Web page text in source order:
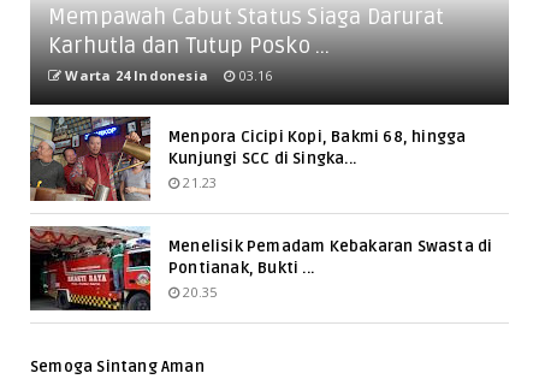
Mempawah Cabut Status Siaga Darurat
Karhutla dan Tutup Posko ...
Warta 24 Indonesia 03.16
Menpora Cicipi Kopi, Bakmi 68, hingga
Kunjungi SCC di Singka...
21.23
Menelisik Pemadam Kebakaran Swasta di
Pontianak, Bukti ...
20.35
Semoga Sintang Aman